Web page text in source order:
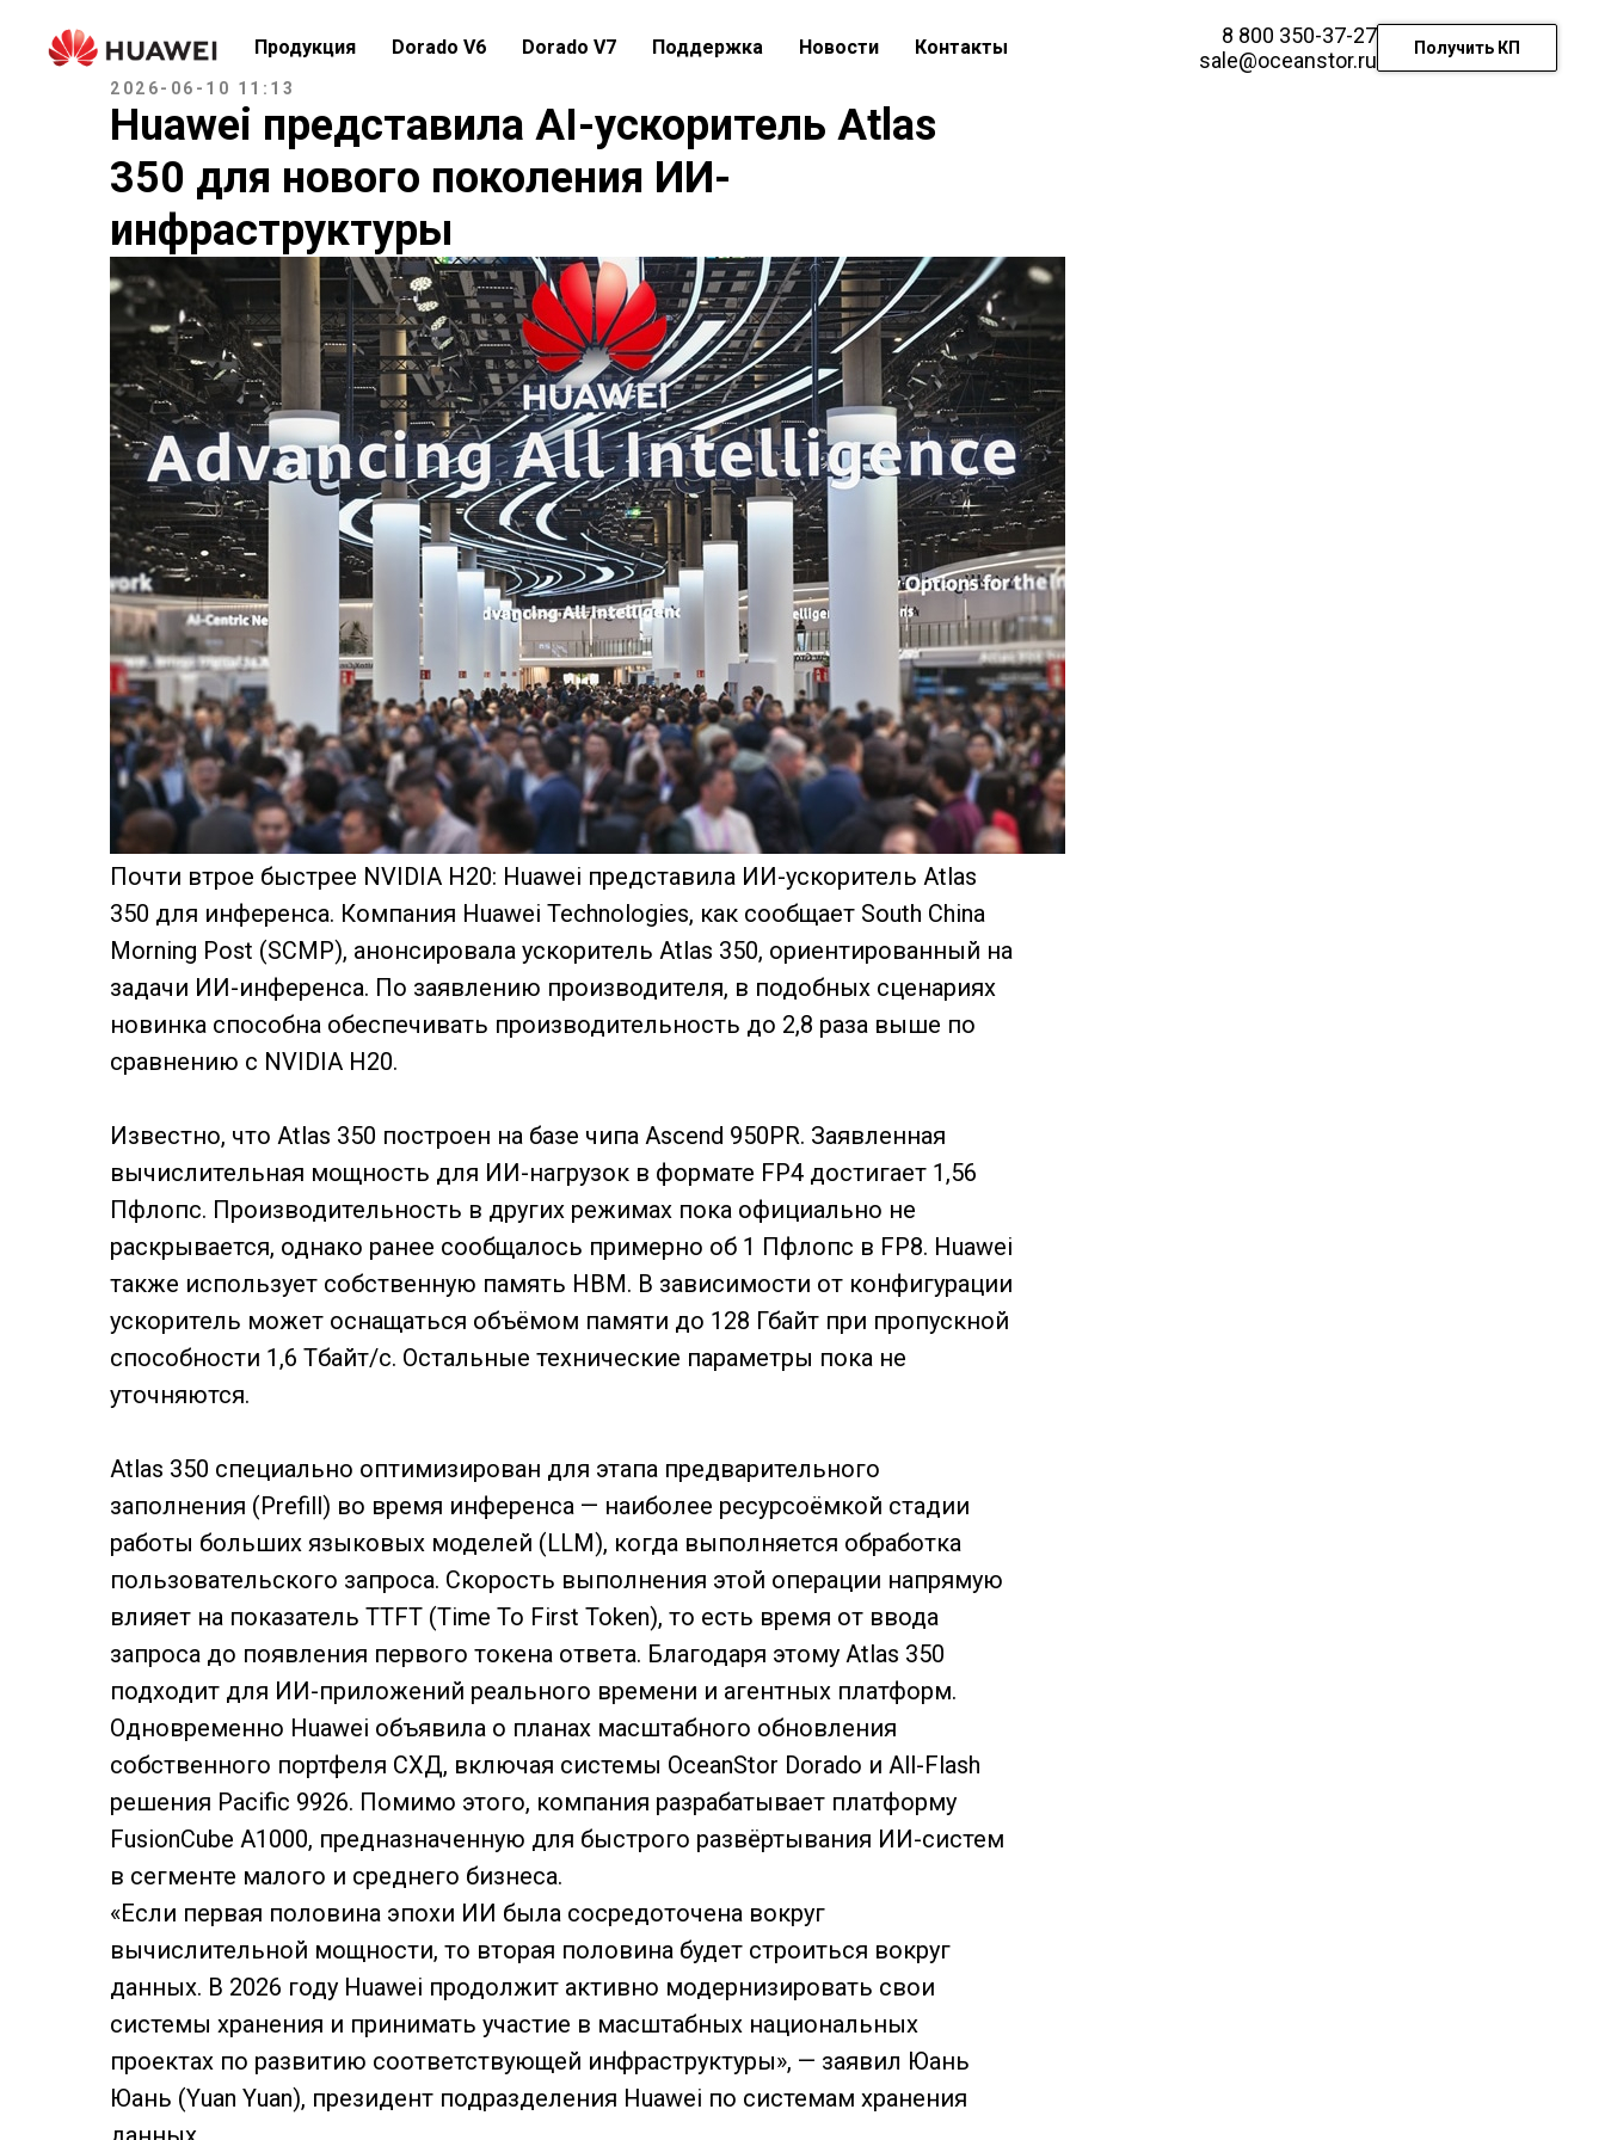
Продукция Dorado V6 Dorado V7 Поддержка Новости Контакты
8 800 350-37-27
sale@oceanstor.ru
Получить КП
2026-06-10 11:13
Huawei представила AI-ускоритель Atlas
350 для нового поколения ИИ-
инфраструктуры
Почти втрое быстрее NVIDIA H20: Huawei представила ИИ-ускоритель Atlas
350 для инференса. Компания Huawei Technologies, как сообщает South China
Morning Post (SCMP), анонсировала ускоритель Atlas 350, ориентированный на
задачи ИИ-инференса. По заявлению производителя, в подобных сценариях
новинка способна обеспечивать производительность до 2,8 раза выше по
сравнению с NVIDIA H20.
Известно, что Atlas 350 построен на базе чипа Ascend 950PR. Заявленная
вычислительная мощность для ИИ-нагрузок в формате FP4 достигает 1,56
Пфлопс. Производительность в других режимах пока официально не
раскрывается, однако ранее сообщалось примерно об 1 Пфлопс в FP8. Huawei
также использует собственную память HBM. В зависимости от конфигурации
ускоритель может оснащаться объёмом памяти до 128 Гбайт при пропускной
способности 1,6 Тбайт/с. Остальные технические параметры пока не
уточняются.
Atlas 350 специально оптимизирован для этапа предварительного
заполнения (Prefill) во время инференса — наиболее ресурсоёмкой стадии
работы больших языковых моделей (LLM), когда выполняется обработка
пользовательского запроса. Скорость выполнения этой операции напрямую
влияет на показатель TTFT (Time To First Token), то есть время от ввода
запроса до появления первого токена ответа. Благодаря этому Atlas 350
подходит для ИИ-приложений реального времени и агентных платформ.
Одновременно Huawei объявила о планах масштабного обновления
собственного портфеля СХД, включая системы OceanStor Dorado и All-Flash
решения Pacific 9926. Помимо этого, компания разрабатывает платформу
FusionCube A1000, предназначенную для быстрого развёртывания ИИ-систем
в сегменте малого и среднего бизнеса.
«Если первая половина эпохи ИИ была сосредоточена вокруг
вычислительной мощности, то вторая половина будет строиться вокруг
данных. В 2026 году Huawei продолжит активно модернизировать свои
системы хранения и принимать участие в масштабных национальных
проектах по развитию соответствующей инфраструктуры», — заявил Юань
Юань (Yuan Yuan), президент подразделения Huawei по системам хранения